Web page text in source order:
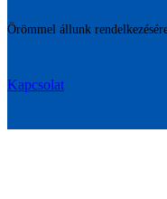
Örömmel állunk
Kapcsolat